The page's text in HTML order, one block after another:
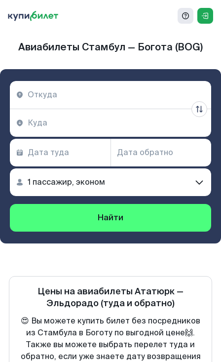
Авиабилеты Стамбул — Богота (BOG)
Найти
Цены на авиабилеты Ататюрк —
Эльдорадо (туда и обратно)
😍 Вы можете купить билет без посредников
из Стамбула в Боготу по выгодной цене🙌.
Также вы можете выбрать перелет туда и
обратно, если уже знаете дату возвращения